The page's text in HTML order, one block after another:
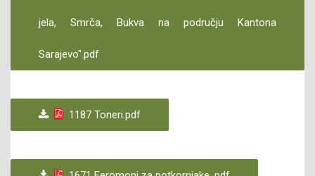
jela, Smrča, Bukva na području Kantona
Sarajevo".pdf
1187 Toneri.pdf